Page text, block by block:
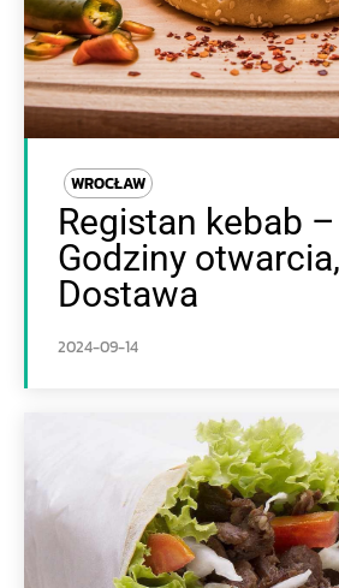
WROCŁAW
Registan kebab
Godziny
Dostawa
2024-09-14